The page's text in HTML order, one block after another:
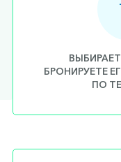
БРОНИРУЕТЕ
ПО